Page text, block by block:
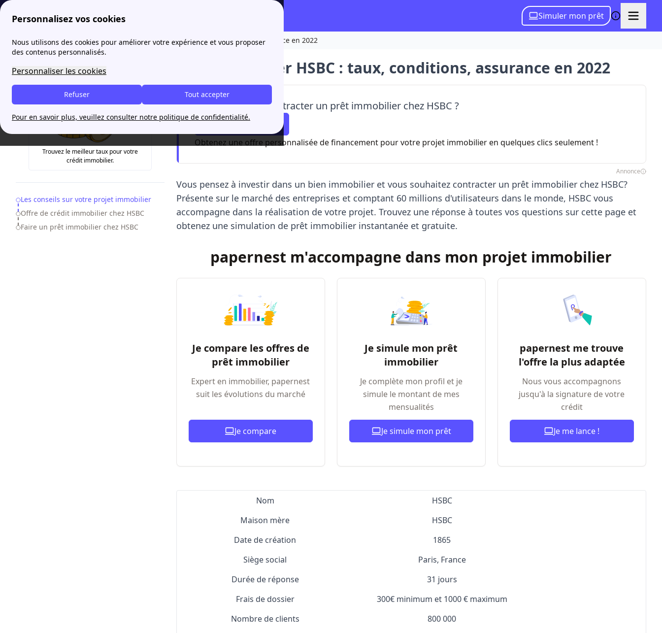
Personnalisez vos cookies
Nous utilisons des cookies pour améliorer votre expérience et vous proposer
des contenus personnalisés.
Personnaliser les cookies
Tout accepter
Refuser
Pour en savoir plus, veuillez consulter notre politique de confidentialité.
Simuler mon prêt
papernest MoreComparateur Prêt immobilier HSBC : taux, conditions, assurance en 2022
Trouvez le meilleur taux pour votre
crédit immobilier.
Table of Contents
Les conseils sur votre projet immobilier
Offre de crédit immobilier chez HSBC
Faire un prêt immobilier chez HSBC
Prêt immobilier HSBC : taux, conditions, assurance en 2022
Vous souhaitez contracter un prêt immobilier chez HSBC ?
Simuler
Obtenez une offre personnalisée de financement pour votre projet immobilier en quelques clics seulement !
Annonce
Vous pensez à investir dans un bien immobilier et vous souhaitez contracter un prêt immobilier chez HSBC?
Présente sur le marché des entreprises et comptant 60 millions d'utilisateurs dans le monde, HSBC vous
accompagne dans la réalisation de votre projet. Trouvez une réponse à toutes vos questions sur cette page et
obtenez une simulation de prêt immobilier instantanée et gratuite.
papernest m'accompagne dans mon projet immobilier
Je compare les offres de
prêt immobilier
Expert en immobilier, papernest
suit les évolutions du marché
Je compare
Je simule mon prêt
immobilier
Je complète mon profil et je
simule le montant de mes
mensualités
Je simule mon prêt
papernest me trouve
l'offre la plus adaptée
Nous vous accompagnons
jusqu'à la signature de votre
crédit
Je me lance !
Nom
HSBC
Maison mère
HSBC
Date de création
1865
Siège social
Paris, France
Durée de réponse
31 jours
Frais de dossier
300€ minimum et 1000 € maximum
Nombre de clients
800 000